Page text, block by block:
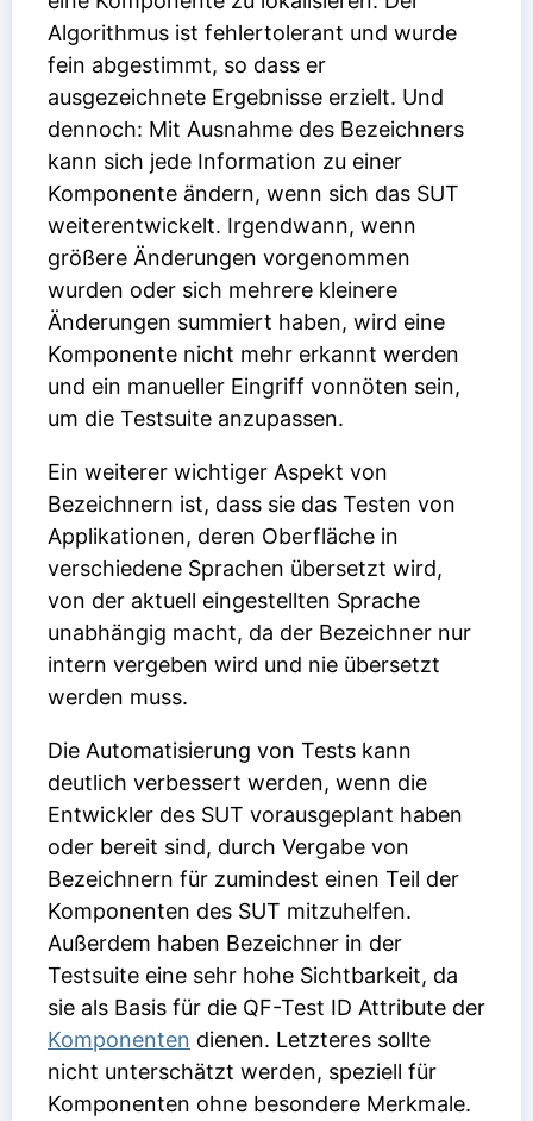
Algorithmus ist fehlertolerant und wurde
fein abgestimmt, so dass er
ausgezeichnete Ergebnisse erzielt. Und
dennoch: Mit Ausnahme des Bezeichners
kann sich jede Information zu einer
Komponente ändern, wenn sich das SUT
weiterentwickelt. Irgendwann, wenn
größere Änderungen vorgenommen
wurden oder sich mehrere kleinere
Änderungen summiert haben, wird eine
Komponente nicht mehr erkannt werden
und ein manueller Eingriff vonnöten sein,
um die Testsuite anzupassen.
Ein weiterer wichtiger Aspekt von
Bezeichnern ist, dass sie das Testen von
Applikationen, deren Oberfläche in
verschiedene Sprachen übersetzt wird,
von der aktuell eingestellten Sprache
unabhängig macht, da der Bezeichner nur
intern vergeben wird und nie übersetzt
werden muss.
Die Automatisierung von Tests kann
deutlich verbessert werden, wenn die
Entwickler des SUT vorausgeplant haben
oder bereit sind, durch Vergabe von
Bezeichnern für zumindest einen Teil der
Komponenten des SUT mitzuhelfen.
Außerdem haben Bezeichner in der
Testsuite eine sehr hohe Sichtbarkeit, da
sie als Basis für die QF-Test ID Attribute der
Komponenten dienen. Letzteres sollte
nicht unterschätzt werden, speziell für
Komponenten ohne besondere Merkmale.